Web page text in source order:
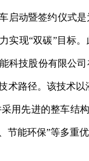
启动暨签约仪式
实现“双碳”目标
科技股份有限公
术路径。该技术
用先进的整车结
节能环保”等多重优